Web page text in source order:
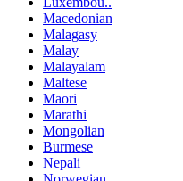
Macedonian
Malagasy
Malay
Malayalam
Maltese
Maori
Marathi
Mongolian
Burmese
Nepali